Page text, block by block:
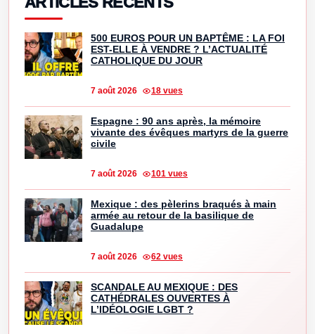
500 EUROS POUR UN BAPTÊME : LA FOI
EST-ELLE À VENDRE ? L’ACTUALITÉ
CATHOLIQUE DU JOUR
7 août 2026 18 vues
Espagne : 90 ans après, la mémoire
vivante des évêques martyrs de la guerre
civile
7 août 2026 101 vues
Mexique : des pèlerins braqués à main
armée au retour de la basilique de
Guadalupe
7 août 2026 62 vues
SCANDALE AU MEXIQUE : DES
CATHÉDRALES OUVERTES À
L’IDÉOLOGIE LGBT ?